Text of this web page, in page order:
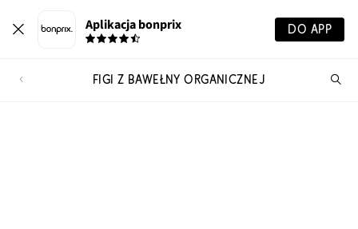
Aplikacja bonprix DO APP
FIGI Z BAWEŁNY ORGANICZNEJ